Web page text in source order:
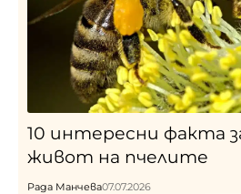
10 интересни факта
живот на пчелите
Рада Манчева07.07.2026